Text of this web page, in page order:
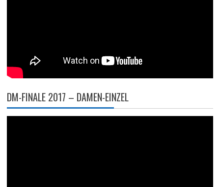
DM-FINALE 2017 – DAMEN-EINZEL